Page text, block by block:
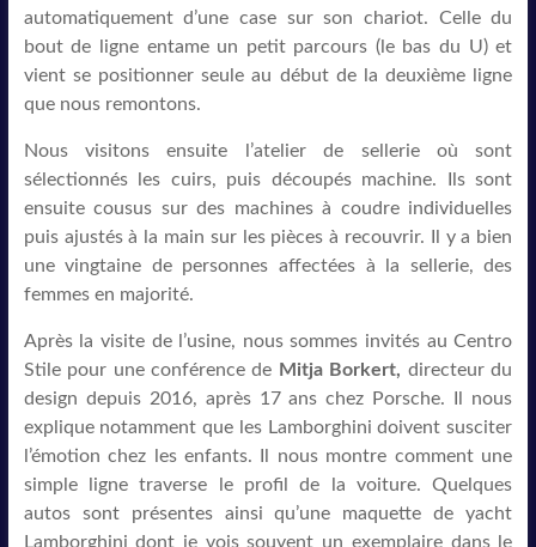
automatiquement d’une case sur son chariot. Celle du
bout de ligne entame un petit parcours (le bas du U) et
vient se positionner seule au début de la deuxième ligne
que nous remontons.
Nous visitons ensuite l’atelier de sellerie où sont
sélectionnés les cuirs, puis découpés machine. Ils sont
ensuite cousus sur des machines à coudre individuelles
puis ajustés à la main sur les pièces à recouvrir. Il y a bien
une vingtaine de personnes affectées à la sellerie, des
femmes en majorité.
Après la visite de l’usine, nous sommes invités au Centro
Stile pour une conférence de Mitja Borkert, directeur du
design depuis 2016, après 17 ans chez Porsche. Il nous
explique notamment que les Lamborghini doivent susciter
l’émotion chez les enfants. Il nous montre comment une
simple ligne traverse le profil de la voiture. Quelques
autos sont présentes ainsi qu’une maquette de yacht
Lamborghini dont je vois souvent un exemplaire dans le